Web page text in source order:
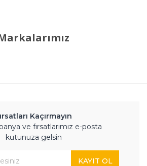
Kaçırmayın
ve fırsatlarımız e-posta
kutunuza gelsin
KAYIT OL